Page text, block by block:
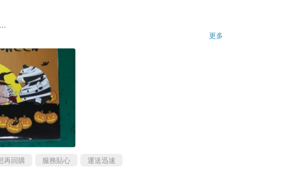
更多
再回購 服務貼心 運送迅速